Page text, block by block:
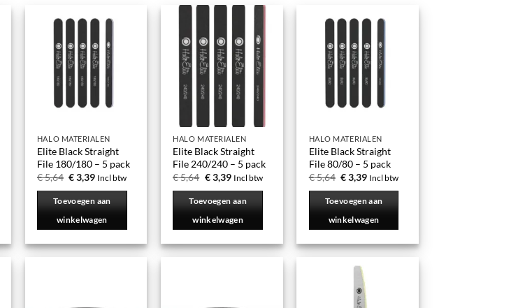
HALO MATERIALEN
Elite Black Straight
File 180/180 – 5 pack
€5,64 €3,39 Incl btw
Toevoegen aan
winkelwagen
HALO MATERIALEN
Elite Black Straight
File 240/240 – 5 pack
€5,64 €3,39 Incl btw
Toevoegen aan
winkelwagen
HALO MATERIALEN
Elite Black Straight
File 80/80 – 5 pack
€5,64 €3,39 Incl btw
Toevoegen aan
winkelwagen